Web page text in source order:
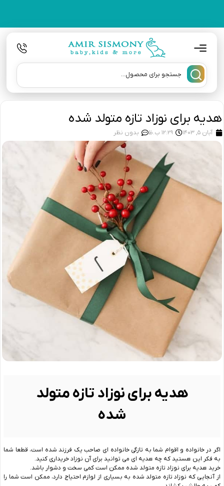
هدیه برای نوزاد تازه متولد شده
آبان 5, 1403 12:29 ب.ظ بدون نظر
هدیه برای نوزاد تازه متولد
شده
اگر در خانواده و اقوام شما به تازگی خانواده ای صاحب یک فرزند شده است، قطعا شما
به فکر این هستید که چه هدیه ای می توانید برای آن نوزاد خریداری کنید.
خرید هدیه برای نوزاد تازه متولد شده ممکن است کمی سخت و دشوار باشد.
از آنجایی که نوزاد تازه متولد شده به بسیاری از لوازم احتیاج دارد، ممکن است شما را